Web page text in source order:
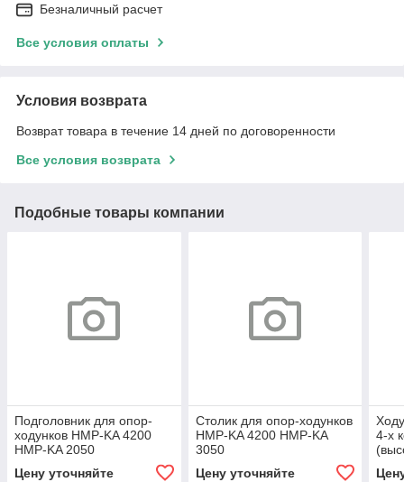
Безналичный расчет
Все условия оплаты
Условия возврата
Возврат товара в течение 14 дней по договоренности
Все условия возврата
Подобные товары компании
Подголовник для опор-
ходунков HMP-KA 4200
HMP-KA 2050
Цену уточняйте
Столик для опор-ходунков
HMP-KA 4200 HMP-KA
3050
Цену уточняйте
4-х